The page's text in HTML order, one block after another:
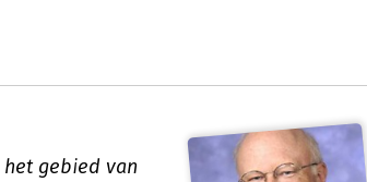
gebied van